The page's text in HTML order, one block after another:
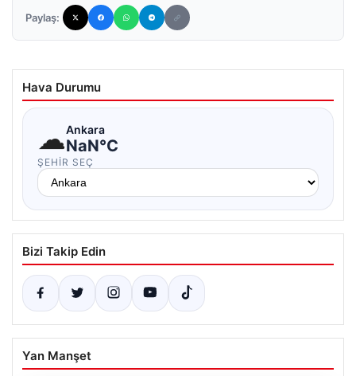
Paylaş:
Hava Durumu
☁Ankara
NaN°C
ŞEHIR SEÇ
Bizi Takip Edin
Yan Manşet